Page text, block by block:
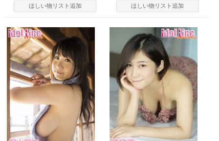
ほしい物リスト追加
ほしい物リスト追加